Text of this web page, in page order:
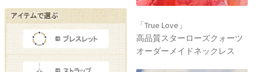
「True Love」
高品質スターローズクォーツ
オーダーメイドネックレス